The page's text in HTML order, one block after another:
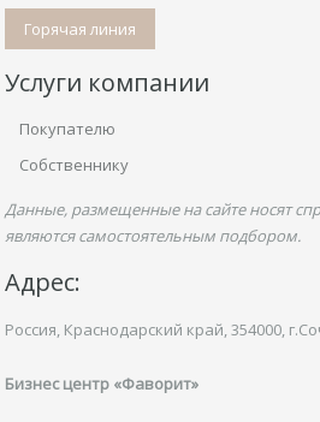
Горячая линия
Услуги компании
Покупателю
Собственнику
Данные, размещенные на сайте носят
являются самостоятельным подбором.
Адрес:
Россия, Краснодарский край,354000,
Бизнес центр «Фаворит»